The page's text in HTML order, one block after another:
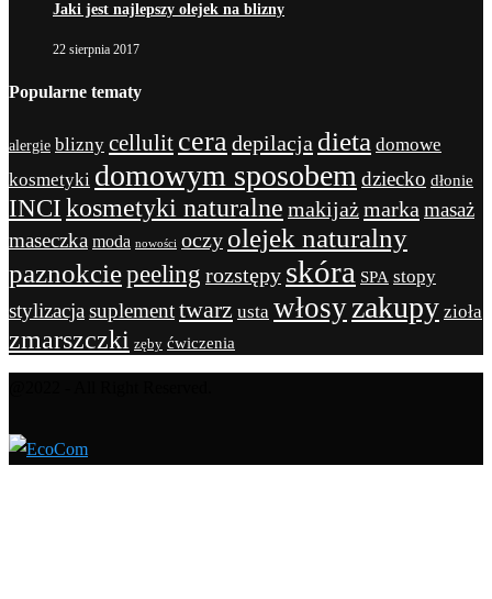
Jaki jest najlepszy olejek na blizny
22 sierpnia 2017
Popularne tematy
alergie blizny cellulit ceradepilacja dieta domowe
kosmetyki domowym sposobem dziecko dłonie
INCI kosmetyki naturalne makijażmarka masaż
maseczka moda nowości oczy olejek naturalny
paznokciepeeling rozstępy skóra SPA stopy
stylizacja suplementtwarz usta włosyzakupy zioła
zmarszczki zęby ćwiczenia